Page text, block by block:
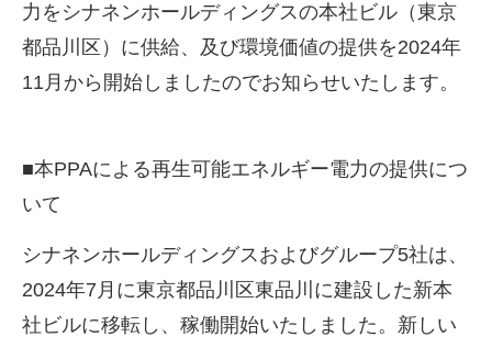
力をシナネンホールディングスの本社ビル（東京
都品川区）に供給、及び環境価値の提供を2024年
11月から開始しましたのでお知らせいたします。
■本PPAによる再生可能エネルギー電力の提供につ
いて
シナネンホールディングスおよびグループ5社は、
2024年7 月に東京都品川区東品川に建設した新本
社ビルに移転し、稼働開始いたしました。新しい